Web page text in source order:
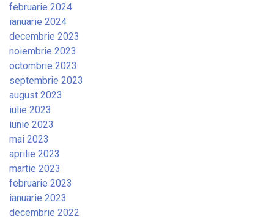
februarie 2024
ianuarie 2024
decembrie 2023
noiembrie 2023
octombrie 2023
septembrie 2023
august 2023
iulie 2023
iunie 2023
mai 2023
aprilie 2023
martie 2023
februarie 2023
ianuarie 2023
decembrie 2022